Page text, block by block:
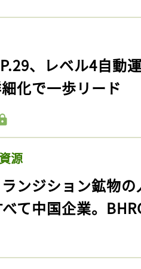
、レベル4自動
化で一歩リード
源
ランジション鉱物
て中国企業。